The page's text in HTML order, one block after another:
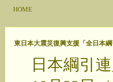
HOME
東日本大震災復興支援「全日本
日本綱引